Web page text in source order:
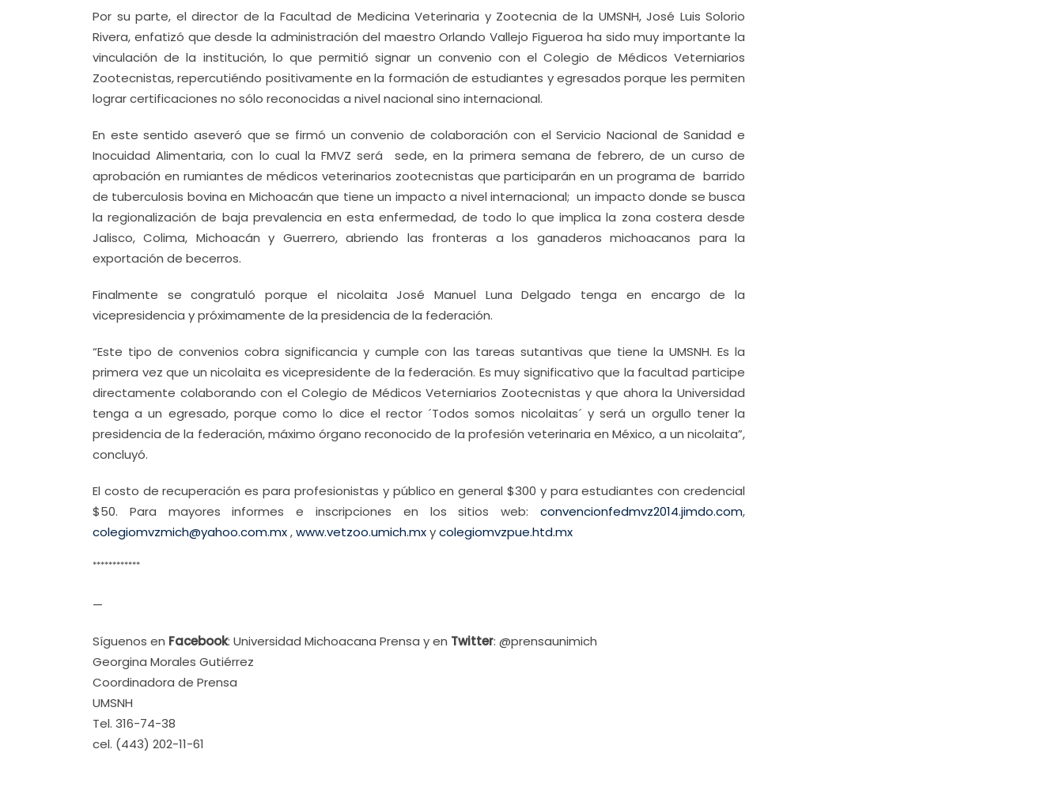
Por su parte, el director de la Facultad de Medicina Veterinaria y Zootecnia de la UMSNH, José Luis Solorio
Rivera, enfatizó que desde la administración del maestro Orlando Vallejo Figueroa ha sido muy importante la
vinculación de la institución, lo que permitió signar un convenio con el Colegio de Médicos Veterniarios
Zootecnistas, repercutiéndo positivamente en la formación de estudiantes y egresados porque les permiten
lograr certificaciones no sólo reconocidas a nivel nacional sino internacional.
En este sentido aseveró que se firmó un convenio de colaboración con el Servicio Nacional de Sanidad e
Inocuidad Alimentaria, con lo cual la FMVZ será sede, en la primera semana de febrero, de un curso de
aprobación en rumiantes de médicos veterinarios zootecnistas que participarán en un programa de barrido
de tuberculosis bovina en Michoacán que tiene un impacto a nivel internacional; un impacto donde se busca
la regionalización de baja prevalencia en esta enfermedad, de todo lo que implica la zona costera desde
Jalisco, Colima, Michoacán y Guerrero, abriendo las fronteras a los ganaderos michoacanos para la
exportación de becerros.
Finalmente se congratuló porque el nicolaita José Manuel Luna Delgado tenga en encargo de la
vicepresidencia y próximamente de la presidencia de la federación.
“Este tipo de convenios cobra significancia y cumple con las tareas sutantivas que tiene la UMSNH. Es la
primera vez que un nicolaita es vicepresidente de la federación. Es muy significativo que la facultad participe
directamente colaborando con el Colegio de Médicos Veterniarios Zootecnistas y que ahora la Universidad
tenga a un egresado, porque como lo dice el rector ´Todos somos nicolaitas´ y será un orgullo tener la
presidencia de la federación, máximo órgano reconocido de la profesión veterinaria en México, a un nicolaita”,
concluyó.
El costo de recuperación es para profesionistas y público en general $300 y para estudiantes con credencial
$50. Para mayores informes e inscripciones en los sitios web: convencionfedmvz2014.jimdo.com,
colegiomvzmich@yahoo.com.mx,www.vetzoo.umich.mxycolegiomvzpue.htd.mx
************
—
Síguenos en Facebook: Universidad Michoacana Prensa y en Twitter: @prensaunimich
Georgina Morales Gutiérrez
Coordinadora de Prensa
UMSNH
Tel. 316-74-38
cel. (443) 202-11-61